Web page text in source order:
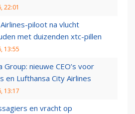
22:01
piloot na vlucht
met duizenden xtc-pillen
13:55
Group: nieuwe CEO’s voor
en Lufthansa City Airlines
13:17
en vracht op